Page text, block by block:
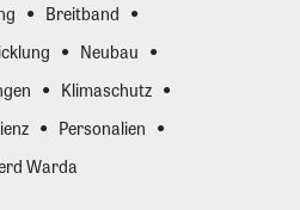
Breitband
Neubau
Klimaschutz
Personalien
Warda